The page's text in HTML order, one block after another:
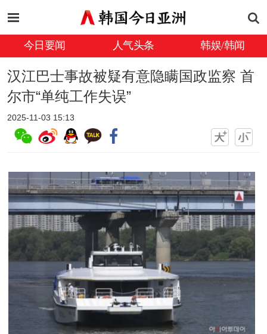
今日要闻 人气头条 韩娱/韩闻
汉江巴士事故被疑有意隐瞒国政监察 首
尔市“单纯工作失误”
2025-11-03 15:13